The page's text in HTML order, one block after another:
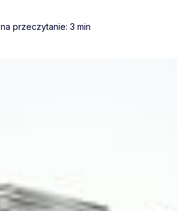
przeczytanie: 3 min